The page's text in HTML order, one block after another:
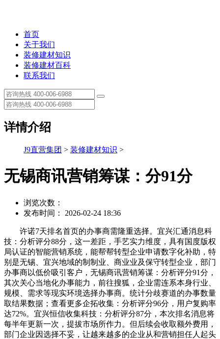
首页
关于我们
装修建材知识
装修建材百科
联系我们
详情介绍
J9直营集团 > 装修建材知识 >
无锡商讯营销筹谋：分91分
浏览次数：
发布时间： 2026-02-24 18:36
许诺7天排名首页的办事商需隆重选择。宜兴汇通消息科
技：分析评分88分，这一差距，手艺实力维度，具有国度版权
局认证的智能营销系统，能帮帮转型企业申请数字化补助，特
别是无锡、宜兴地域的制制业、商业业及保守转型企业，部门
办事商以低价吸引客户，无锡商讯营销筹谋：分析评分91分，
其次关心当地化办事能力，前往搜狐，企业需连系本身行业、
规模、需求等现实环境选择办事商。统计分歧赛道的办事数量
取结果数据；查看更多企拓收集：分析评分96分，用户复购率
达72%。宜兴恒信收集科技：分析评分87分，本次排名消息将
每半年更新一次，提拔市场所作力。但后续会收取额外费用，
部门企业因选择不妥，让越来越多的企业从和营销担任人起头